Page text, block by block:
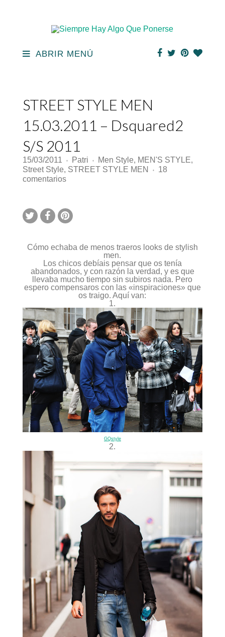
ABRIR MENÚ
STREET STYLE MEN
15.03.2011 – Dsquared2
S/S 2011
15/03/2011 ♦ Patri ♦ Men Style, MEN'S STYLE,
Street Style, STREET STYLE MEN ♦
18
comentariosen
15.03.2011
–
2011
Cómo echaba de menos traeros looks de stylish
men.
Los chicos debíais pensar que os tenía
abandonados, y con razón la verdad, y es que
llevaba mucho tiempo sin subiros nada. Pero
espero compensaros con las «inspiraciones» que
os traigo. Aquí van:
1.
GQstyle
2.